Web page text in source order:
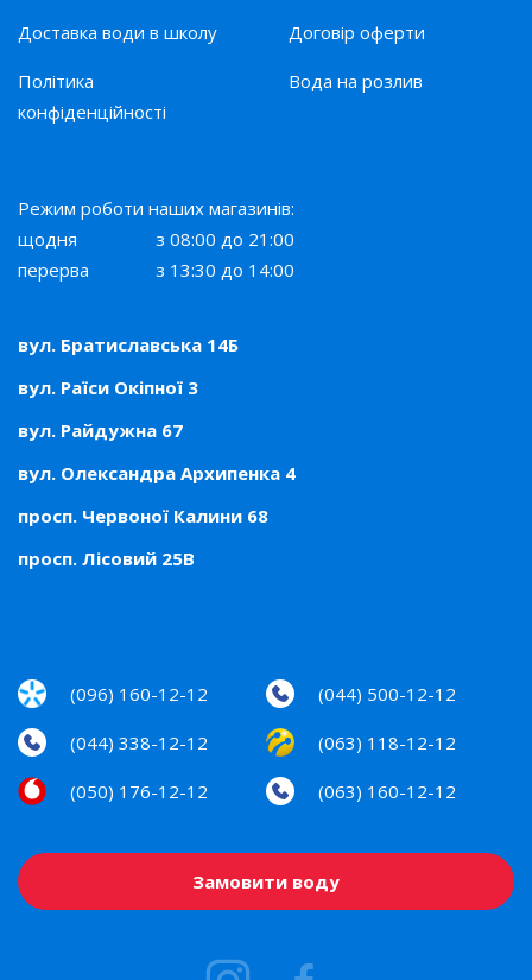
Доставка води в школу Договір оферти
Політика
конфіденційності
Вода на розлив
Режим роботи наших магазинів:
щодня
з 08:00 до 21:00
перерва
з 13:30 до 14:00
вул. Братиславська 14Б
вул. Раїси Окіпної 3
вул. Райдужна 67
вул. Олександра Архипенка 4
просп. Червоної Калини 68
просп. Лісовий 25В
(096) 160-12-12 (044) 500-12-12
(044) 338-12-12 (063) 118-12-12
(050) 176-12-12 (063) 160-12-12
Замовити воду